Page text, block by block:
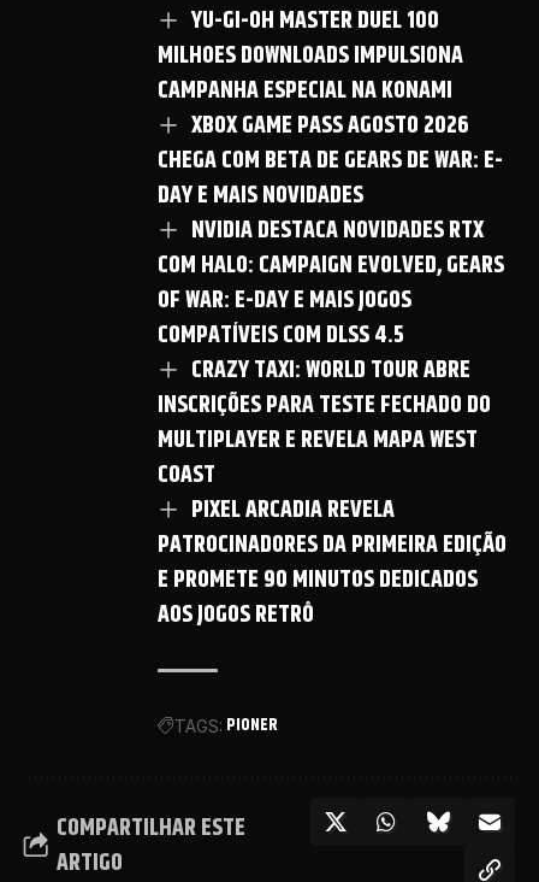
YU-GI-OH MASTER DUEL 100
MILHOES DOWNLOADS IMPULSIONA
CAMPANHA ESPECIAL NA KONAMI
XBOX GAME PASS AGOSTO 2026
CHEGA COM BETA DE GEARS DE WAR: E-
DAY E MAIS NOVIDADES
NVIDIA DESTACA NOVIDADES RTX
COM HALO: CAMPAIGN EVOLVED, GEARS
OF WAR: E-DAY E MAIS JOGOS
COMPATÍVEIS COM DLSS 4.5
CRAZY TAXI: WORLD TOUR ABRE
INSCRIÇÕES PARA TESTE FECHADO DO
MULTIPLAYER E REVELA MAPA WEST
COAST
PIXEL ARCADIA REVELA
PATROCINADORES DA PRIMEIRA EDIÇÃO
E PROMETE 90 MINUTOS DEDICADOS
AOS JOGOS RETRÔ
TAGS: PIONER
COMPARTILHAR ESTE
ARTIGO